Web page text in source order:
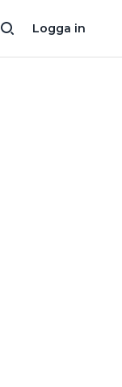
Logga in
MED GIPS, INTE